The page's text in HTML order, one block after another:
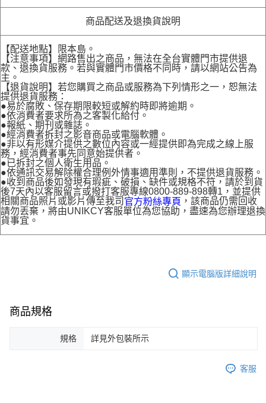
商品配送及退換貨說明
【配送地點】限本島。
【注意事項】網路售出之商品，無法在全台實體門市提供退
款、退換貨服務。若與實體門市價格不同時，請以網站公告為
主。
【退貨說明】若您購買之商品或服務為下列情形之一，恕無法
提供退貨服務：
●易於腐敗、保存期限較短或解約時即將逾期。
●依消費者要求所為之客製化給付。
●報紙、期刊或雜誌。
●經消費者拆封之影音商品或電腦軟體。
●非以有形媒介提供之數位內容或一經提供即為完成之線上服
務，經消費者事先同意始提供者。
●已拆封之個人衛生用品。
●依通訊交易解除權合理例外情事適用準則，不提供退貨服務。
●收到商品後如發現有瑕疵、破損、缺件或規格不符，請於到貨
後7天內以客服留言或撥打客服專線0800-889-898轉1，並提供
相關商品照片或影片傳至我司 官方粉絲專頁 ，該商品仍需回收
請勿丟棄，將由UNIKCY客服單位為您協助，盡速為您辦理退換
貨事宜。
顯示電腦版詳細說明
商品規格
規格 詳見外包裝所示
客服